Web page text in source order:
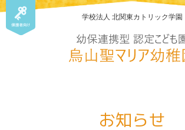
学校法人 北関東カトリック学園
お知らせ